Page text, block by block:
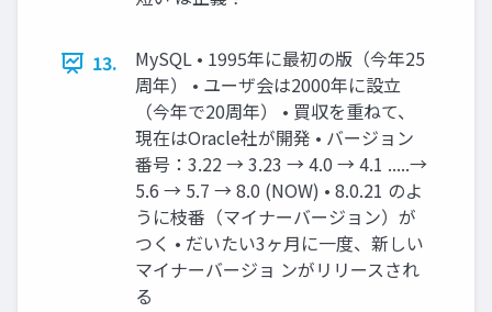
13.
MySQL • 1995年に最初の版（今年25
周年） • ユーザ会は2000年に設立
（今年で20周年） • 買収を重ねて、
現在はOracle社が開発 • バージョン
番号：3.22 → 3.23 → 4.0 → 4.1 .....→
5.6 → 5.7 → 8.0 (NOW) • 8.0.21 のよ
うに枝番（マイナーバージョン）が
つく • だいたい3ヶ月に一度、新しい
マイナーバージョ ンがリリースされ
る